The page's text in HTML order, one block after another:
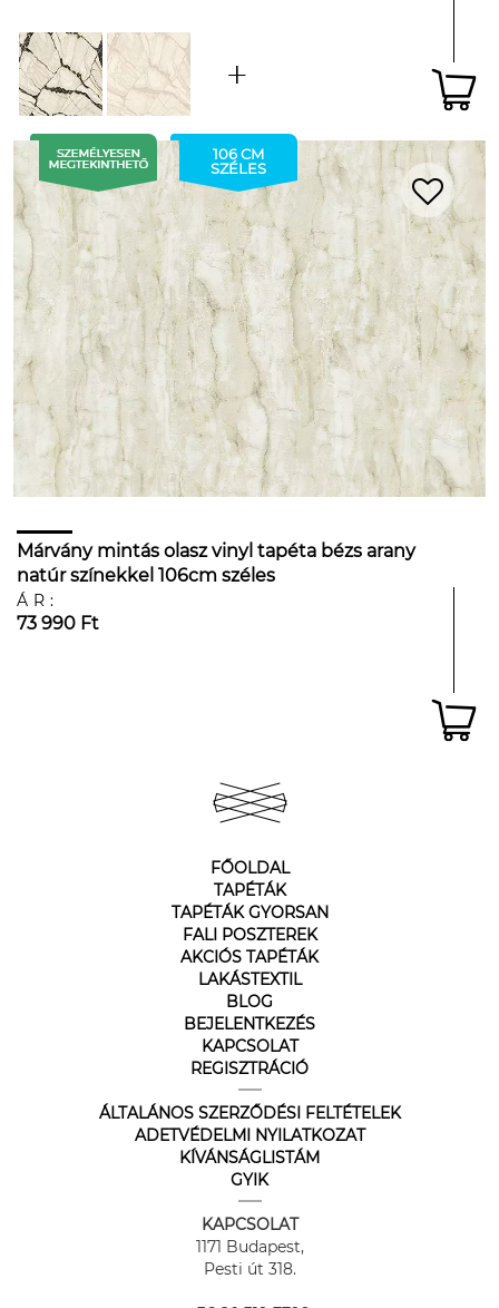
106 CM
SZÉLES
Márvány mintás olasz vinyl tapéta bézs arany
natúr színekkel 106cm széles
ÁR:
73 990 Ft
FŐOLDAL
TAPÉTÁK
TAPÉTÁK GYORSAN
FALI POSZTEREK
AKCIÓS TAPÉTÁK
LAKÁSTEXTIL
BLOG
BEJELENTKEZÉS
KAPCSOLAT
REGISZTRÁCIÓ
ÁLTALÁNOS SZERZŐDÉSI FELTÉTELEK
ADETVÉDELMI NYILATKOZAT
KÍVÁNSÁGLISTÁM
GYIK
KAPCSOLAT
1171 Budapest,
Pesti út 318.